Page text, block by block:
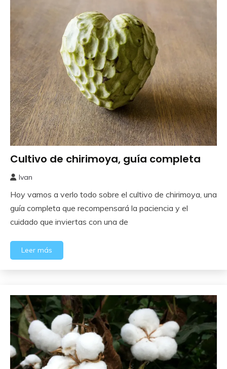
Frutales
Cultivo de chirimoya, guía completa
agosto,
2025
Ivan
Hoy vamos a verlo todo sobre el cultivo de chirimoya, una
guía completa que recompensará la paciencia y el
cuidado que inviertas con una de
Leer más